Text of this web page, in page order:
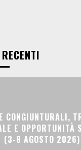
CONGIUNTURALI,
E OPPORTUNITÀ
(3-8 AGOSTO 2026)